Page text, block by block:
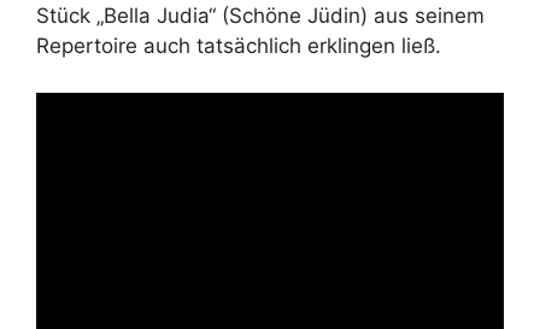
Stück „Bella Judia“ (Schöne Jüdin) aus seinem
Repertoire auch tatsächlich erklingen ließ.